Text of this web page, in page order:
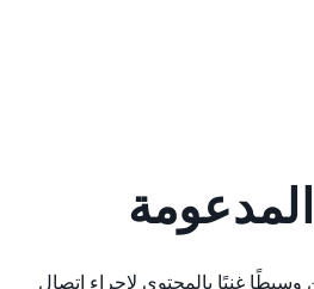
وسيطًا غنيًا بالمحتوى لإجراء اتصال